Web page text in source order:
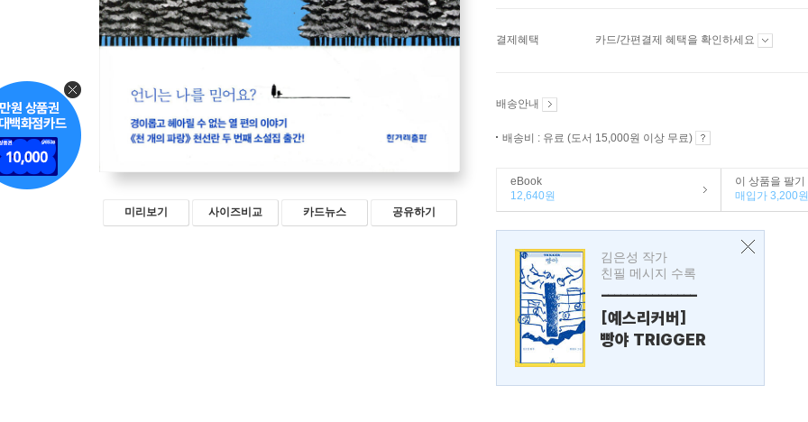
미리보기 사이즈비교 카드뉴스 공유하기
결제혜택 카드/간편결제 혜택을 확인하세요
배송안내
배송비 : 유료 (도서 15,000원 이상 무료)
eBook
12,640원
이 상품을 팔기
매입가 3,200원
김은성 작가
친필 메시지 수록
---------------
[예스리커버]
빵야 TRIGGER